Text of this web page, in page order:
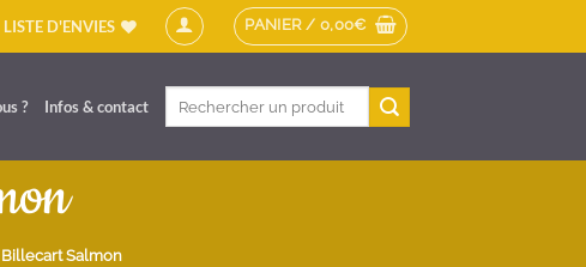
LISTE D'ENVIES PANIER / 0,00€
? Infos & contact
Recherche
Salmon